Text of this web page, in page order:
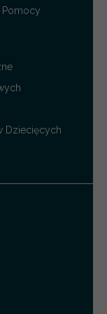
Pomocy
Dziecięcych